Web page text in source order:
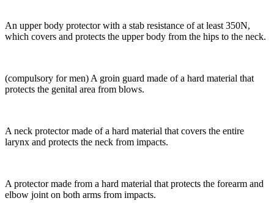
An upper body protector with a stab resistance of at least 350N,
which covers and protects the upper body from the hips to the neck.
(compulsory for men) A groin guard made of a hard material that
protects the genital area from blows.
A neck protector made of a hard material that covers the entire
larynx and protects the neck from impacts.
A protector made from a hard material that protects the forearm and
elbow joint on both arms from impacts.